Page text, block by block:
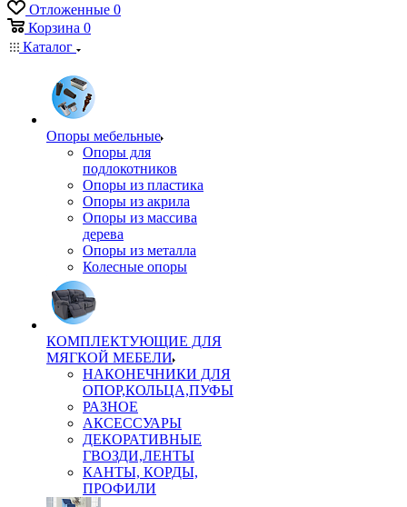
Отложенные 0
Корзина 0
Каталог
Опоры мебельные
Опоры для
подлокотников
Опоры из пластика
Опоры из акрила
Опоры из массива
дерева
Опоры из металла
Колесные опоры
КОМПЛЕКТУЮЩИЕ ДЛЯ
МЯГКОЙ МЕБЕЛИ
НАКОНЕЧНИКИ ДЛЯ
ОПОР,КОЛЬЦА,ПУФЫ
РАЗНОЕ
АКСЕССУАРЫ
ДЕКОРАТИВНЫЕ
ГВОЗДИ,ЛЕНТЫ
КАНТЫ, КОРДЫ,
ПРОФИЛИ